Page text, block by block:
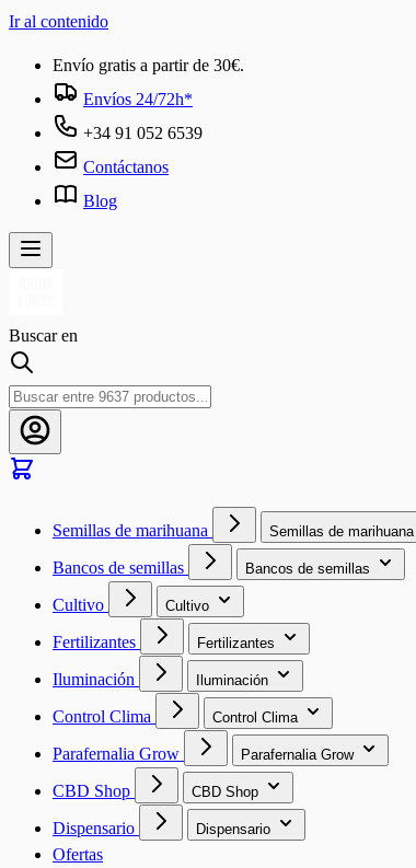
Ir al contenido
Envío gratis a partir de 30€.
Envíos 24/72h*
+34 91 052 6539
Contáctanos
Blog
Buscar en
Semillas de marihuana Semillas de marihuana
Bancos de semillas Bancos de semillas
Cultivo Cultivo
Fertilizantes Fertilizantes
Iluminación Iluminación
Control Clima Control Clima
Parafernalia Grow Parafernalia Grow
CBD Shop CBD Shop
Dispensario Dispensario
Ofertas